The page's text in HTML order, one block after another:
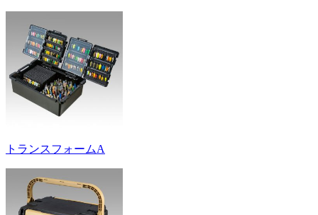
トランスフォームA